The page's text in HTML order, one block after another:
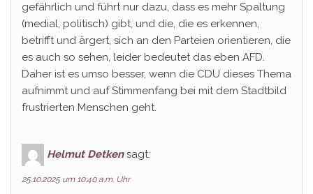
gefährlich und führt nur dazu, dass es mehr Spaltung
(medial, politisch) gibt, und die, die es erkennen,
betrifft und ärgert, sich an den Parteien orientieren, die
es auch so sehen, leider bedeutet das eben AFD.
Daher ist es umso besser, wenn die CDU dieses Thema
aufnimmt und auf Stimmenfang bei mit dem Stadtbild
frustrierten Menschen geht.
Helmut Detken sagt:
25.10.2025 um 10:40 a.m. Uhr